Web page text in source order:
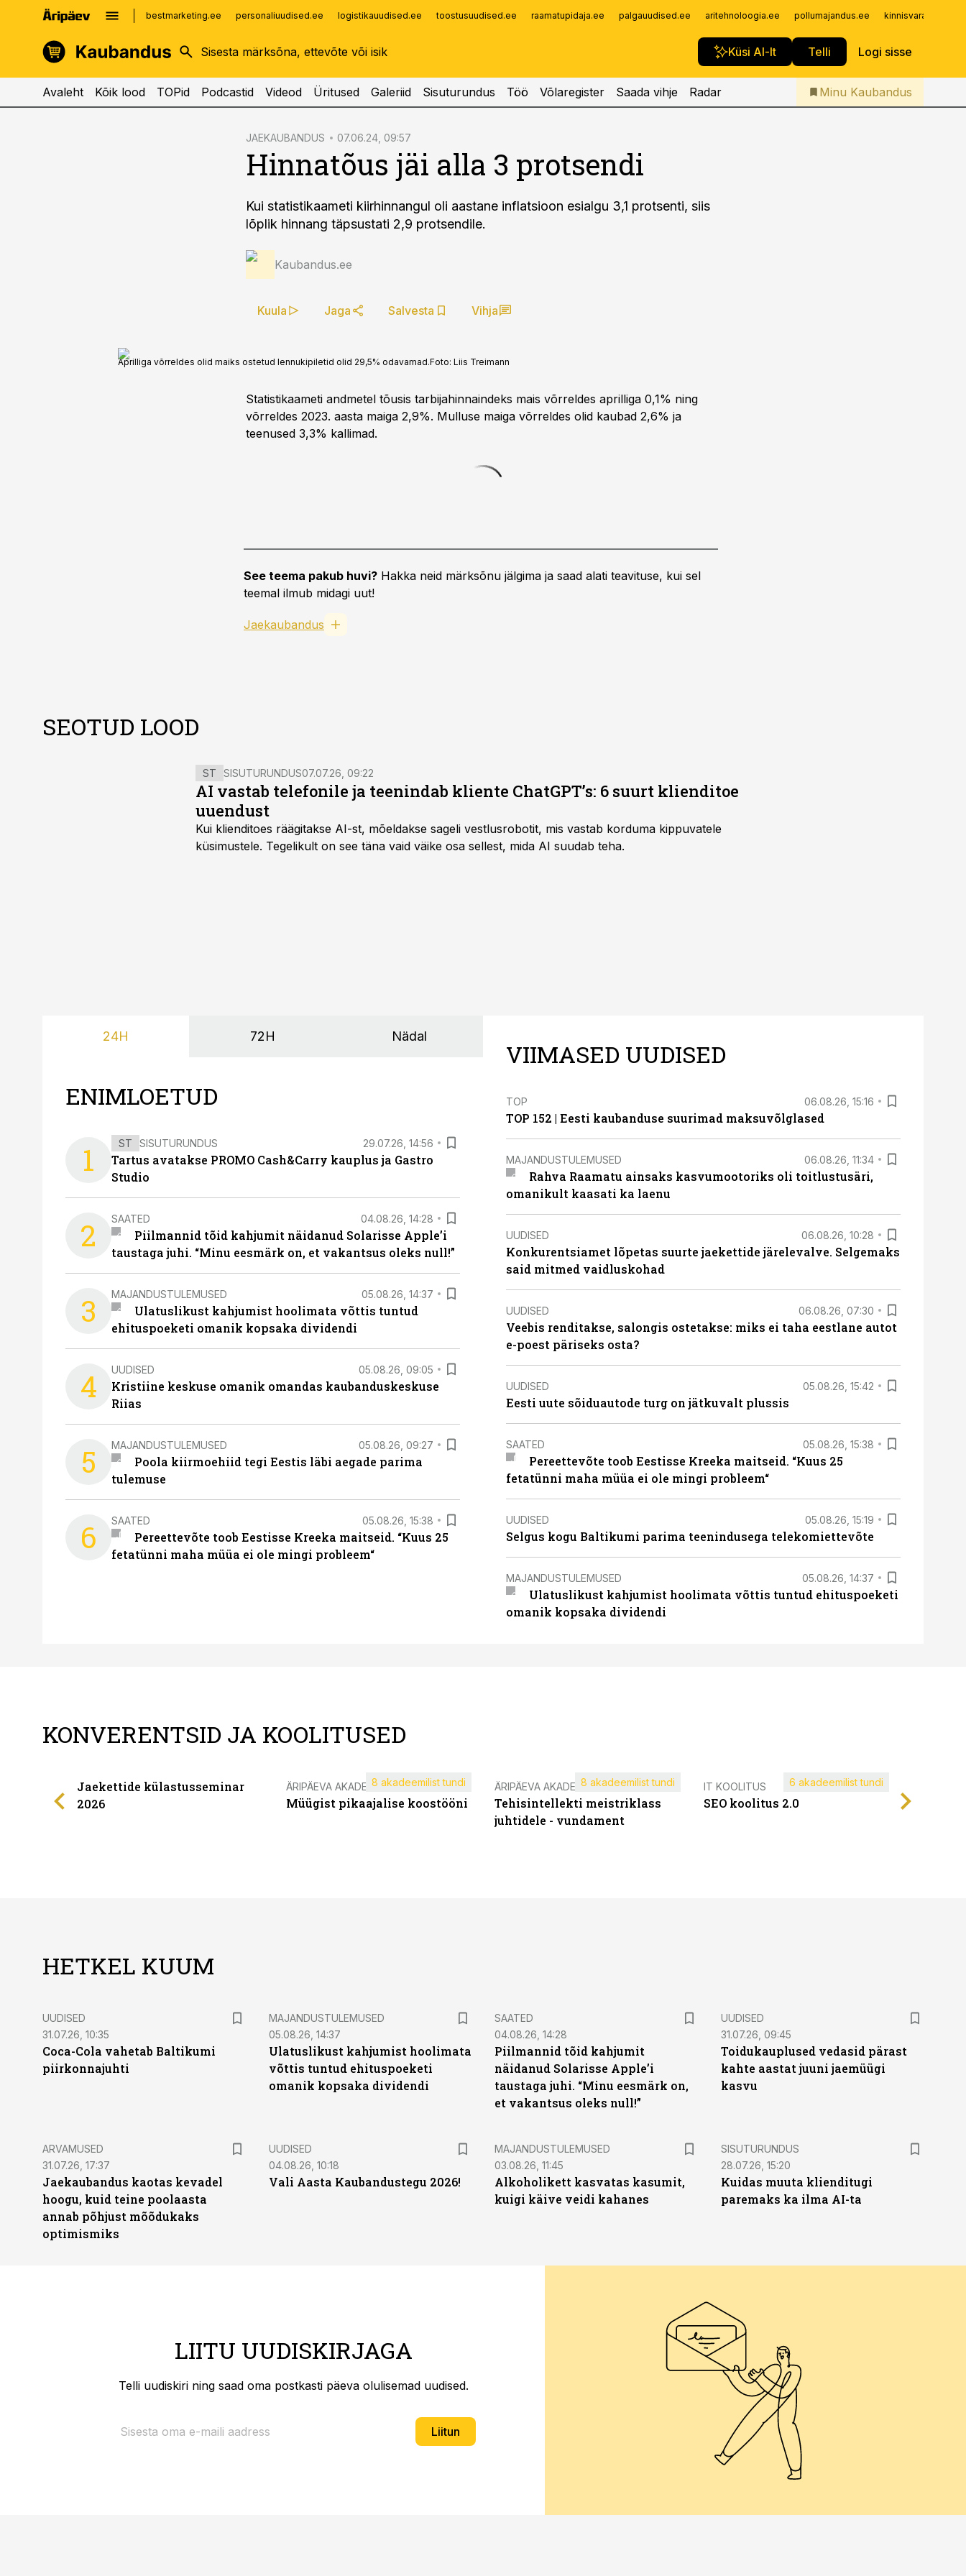
bestmarketing.ee personaliuudised.ee logistikauudised.ee toostusuudised.ee raamatupidaja.ee palgauudised.ee aritehnoloogia.ee pollumajandus.ee
Küsi AI-lt Telli Logi sisse
kinnisvarauudised.ee
logistikauudised.ee
imelineajalugu.ee
Infopank
Iseteenindus
Telli Kaubandus
Avaleht Kõik lood TOPid Podcastid Videod Üritused Galeriid Sisuturundus Töö Võlaregister Saada vihje Radar Minu Kaubandus
JAEKAUBANDUS 07.06.24, 09:57
Hinnatõus jäi alla 3 protsendi
Kui statistikaameti kiirhinnangul oli aastane inflatsioon esialgu 3,1 protsenti, siis
lõplik hinnang täpsustati 2,9 protsendile.
Kaubandus.ee
Kuula Jaga Salvesta Vihja
Aprilliga võrreldes olid maiks ostetud lennukipiletid olid 29,5% odavamad.Foto: Liis Treimann
Statistikaameti andmetel tõusis tarbijahinnaindeks mais võrreldes aprilliga 0,1% ning
võrreldes 2023. aasta maiga 2,9%. Mulluse maiga võrreldes olid kaubad 2,6% ja
teenused 3,3% kallimad.
See teema pakub huvi? Hakka neid märksõnu jälgima ja saad alati teavituse, kui sel
teemal ilmub midagi uut!
Jaekaubandus
SEOTUD LOOD
ST SISUTURUNDUS07.07.26, 09:22
AI vastab telefonile ja teenindab kliente ChatGPT’s: 6 suurt klienditoe
uuendust
Kui klienditoes räägitakse AI-st, mõeldakse sageli vestlusrobotit, mis vastab korduma kippuvatele
küsimustele. Tegelikult on see täna vaid väike osa sellest, mida AI suudab teha.
24H 72H Nädal
ENIMLOETUD
1 ST SISUTURUNDUS 29.07.26, 14:56
Tartus avatakse PROMO Cash&Carry kauplus ja Gastro
Studio
2 SAATED 04.08.26, 14:28
Piilmannid tõid kahjumit näidanud Solarisse Apple’i
taustaga juhi. “Minu eesmärk on, et vakantsus oleks null!”
3 MAJANDUSTULEMUSED 05.08.26, 14:37
Ulatuslikust kahjumist hoolimata võttis tuntud
ehituspoeketi omanik kopsaka dividendi
4 UUDISED 05.08.26, 09:05
Kristiine keskuse omanik omandas kaubanduskeskuse
Riias
5 MAJANDUSTULEMUSED 05.08.26, 09:27
Poola kiirmoehiid tegi Eestis läbi aegade parima
tulemuse
6 SAATED 05.08.26, 15:38
Pereettevõte toob Eestisse Kreeka maitseid. “Kuus 25
fetatünni maha müüa ei ole mingi probleem“
VIIMASED UUDISED
TOP 06.08.26, 15:16
TOP 152 | Eesti kaubanduse suurimad maksuvõlglased
MAJANDUSTULEMUSED 06.08.26, 11:34
Rahva Raamatu ainsaks kasvumootoriks oli toitlustusäri,
omanikult kaasati ka laenu
UUDISED 06.08.26, 10:28
Konkurentsiamet lõpetas suurte jaekettide järelevalve. Selgemaks
said mitmed vaidluskohad
UUDISED 06.08.26, 07:30
Veebis renditakse, salongis ostetakse: miks ei taha eestlane autot
e-poest päriseks osta?
UUDISED 05.08.26, 15:42
Eesti uute sõiduautode turg on jätkuvalt plussis
SAATED 05.08.26, 15:38
Pereettevõte toob Eestisse Kreeka maitseid. “Kuus 25
fetatünni maha müüa ei ole mingi probleem“
UUDISED 05.08.26, 15:19
Selgus kogu Baltikumi parima teenindusega telekomiettevõte
MAJANDUSTULEMUSED 05.08.26, 14:37
Ulatuslikust kahjumist hoolimata võttis tuntud ehituspoeketi
omanik kopsaka dividendi
KONVERENTSID JA KOOLITUSED
Jaekettide külastusseminar
2026
ÄRIPÄEVA AKADEEMIA
Müügist pikaajalise koostööni
8 akadeemilist tundi ÄRIPÄEVA AKADEEMIA
Tehisintellekti meistriklass
juhtidele - vundament
8 akadeemilist tundi IT KOOLITUS
SEO koolitus 2.0
6 akadeemilist tundi
HETKEL KUUM
UUDISED
31.07.26, 10:35
Coca-Cola vahetab Baltikumi
piirkonnajuhti
MAJANDUSTULEMUSED
05.08.26, 14:37
Ulatuslikust kahjumist hoolimata
võttis tuntud ehituspoeketi
omanik kopsaka dividendi
SAATED
04.08.26, 14:28
Piilmannid tõid kahjumit
näidanud Solarisse Apple’i
taustaga juhi. “Minu eesmärk on,
et vakantsus oleks null!”
UUDISED
31.07.26, 09:45
Toidukauplused vedasid pärast
kahte aastat juuni jaemüügi
kasvu
ARVAMUSED
31.07.26, 17:37
Jaekaubandus kaotas kevadel
hoogu, kuid teine poolaasta
annab põhjust mõõdukaks
optimismiks
UUDISED
04.08.26, 10:18
Vali Aasta Kaubandustegu 2026!
MAJANDUSTULEMUSED
03.08.26, 11:45
Alkoholikett kasvatas kasumit,
kuigi käive veidi kahanes
ST
SISUTURUNDUS
28.07.26, 15:20
Kuidas muuta klienditugi
paremaks ka ilma AI-ta
LIITU UUDISKIRJAGA
Telli uudiskiri ning saad oma postkasti päeva olulisemad uudised.
Liitun